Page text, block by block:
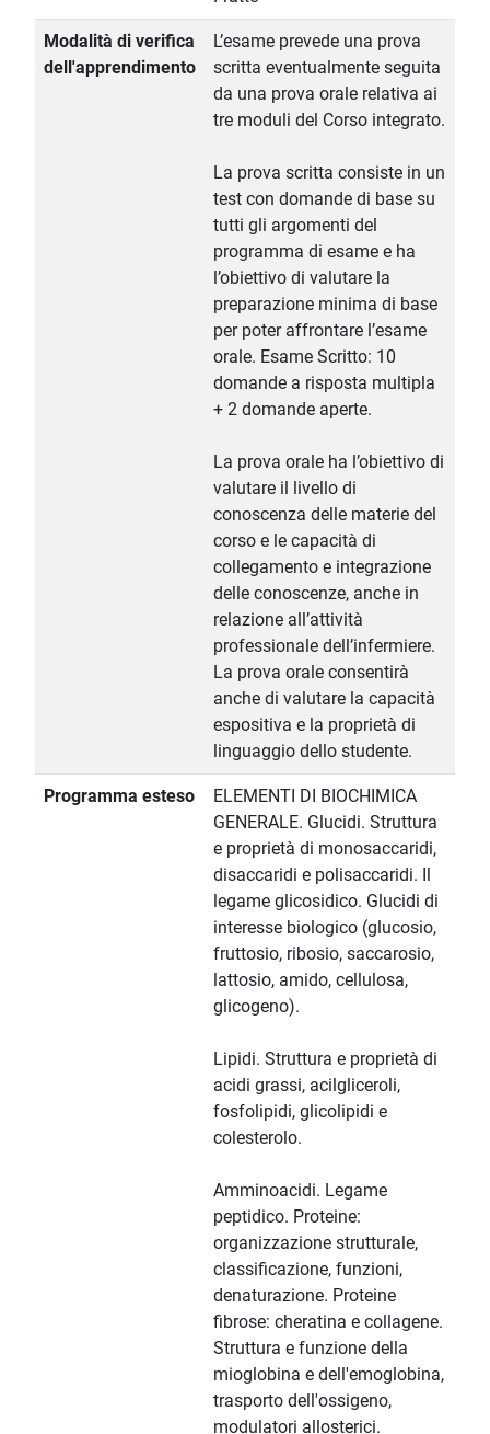
Modalità di verifica
dell'apprendimento
L’esame prevede una prova
scritta eventualmente seguita
da una prova orale relativa ai
tre moduli del Corso integrato.
La prova scritta consiste in un
test con domande di base su
tutti gli argomenti del
programma di esame e ha
l’obiettivo di valutare la
preparazione minima di base
per poter affrontare l’esame
orale. Esame Scritto: 10
domande a risposta multipla
+ 2 domande aperte.
La prova orale ha l’obiettivo di
valutare il livello di
conoscenza delle materie del
corso e le capacità di
collegamento e integrazione
delle conoscenze, anche in
relazione all’attività
professionale dell’infermiere.
La prova orale consentirà
anche di valutare la capacità
espositiva e la proprietà di
linguaggio dello studente.
Programma esteso
ELEMENTI DI BIOCHIMICA
GENERALE. Glucidi. Struttura
e proprietà di monosaccaridi,
disaccaridi e polisaccaridi. Il
legame glicosidico. Glucidi di
interesse biologico (glucosio,
fruttosio, ribosio, saccarosio,
lattosio, amido, cellulosa,
glicogeno).
Lipidi. Struttura e proprietà di
acidi grassi, acilgliceroli,
fosfolipidi, glicolipidi e
colesterolo.
Amminoacidi. Legame
peptidico. Proteine:
organizzazione strutturale,
classificazione, funzioni,
denaturazione. Proteine
fibrose: cheratina e collagene.
Struttura e funzione della
mioglobina e dell'emoglobina,
trasporto dell'ossigeno,
modulatori allosterici.